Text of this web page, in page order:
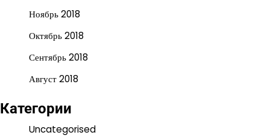
Ноябрь 2018
Октябрь 2018
Сентябрь 2018
Август 2018
Категории
Uncategorised